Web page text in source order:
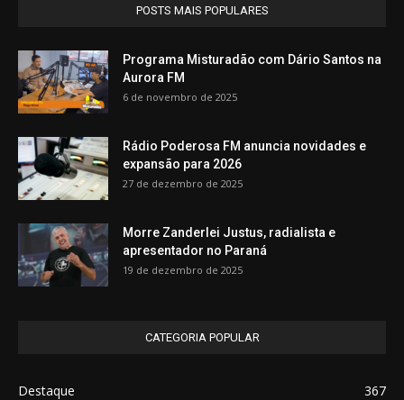
POSTS MAIS POPULARES
Programa Misturadão com Dário Santos na
Aurora FM
6 de novembro de 2025
Rádio Poderosa FM anuncia novidades e
expansão para 2026
27 de dezembro de 2025
Morre Zanderlei Justus, radialista e
apresentador no Paraná
19 de dezembro de 2025
CATEGORIA POPULAR
Destaque
367